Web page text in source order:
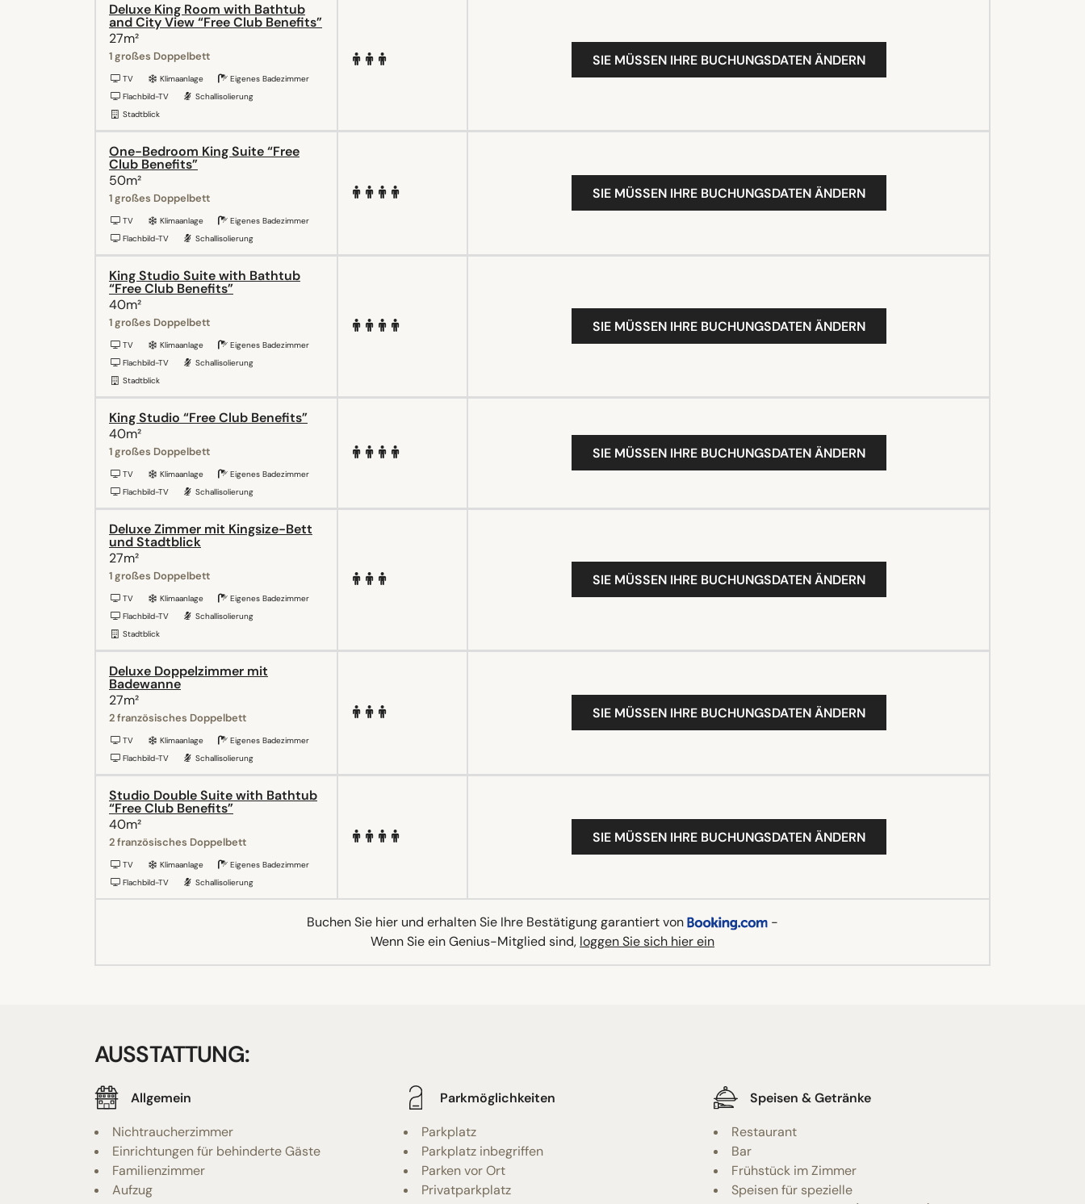
Deluxe King Room with Bathtub
and City View “Free Club Benefits”
27m²
1 großes Doppelbett
TV Klimaanlage
Eigenes Badezimmer
Flachbild-TV
Schallisolierung
Stadtblick
SIE MÜSSEN IHRE BUCHUNGSDATEN ÄNDERN
One-Bedroom King Suite “Free
Club Benefits”
50m²
1 großes Doppelbett
TV Klimaanlage
Eigenes Badezimmer
Flachbild-TV
Schallisolierung
SIE MÜSSEN IHRE BUCHUNGSDATEN ÄNDERN
King Studio Suite with Bathtub
“Free Club Benefits”
40m²
1 großes Doppelbett
TV Klimaanlage
Eigenes Badezimmer
Flachbild-TV
Schallisolierung
Stadtblick
SIE MÜSSEN IHRE BUCHUNGSDATEN ÄNDERN
King Studio “Free Club Benefits”
40m²
1 großes Doppelbett
TV Klimaanlage
Eigenes Badezimmer
Flachbild-TV
Schallisolierung
SIE MÜSSEN IHRE BUCHUNGSDATEN ÄNDERN
Deluxe Zimmer mit Kingsize-Bett
und Stadtblick
27m²
1 großes Doppelbett
TV Klimaanlage
Eigenes Badezimmer
Flachbild-TV
Schallisolierung
Stadtblick
SIE MÜSSEN IHRE BUCHUNGSDATEN ÄNDERN
Deluxe Doppelzimmer mit
Badewanne
27m²
2 französisches Doppelbett
TV Klimaanlage
Eigenes Badezimmer
Flachbild-TV
Schallisolierung
SIE MÜSSEN IHRE BUCHUNGSDATEN ÄNDERN
Studio Double Suite with Bathtub
“Free Club Benefits”
40m²
2 französisches Doppelbett
TV Klimaanlage
Eigenes Badezimmer
Flachbild-TV
Schallisolierung
SIE MÜSSEN IHRE BUCHUNGSDATEN ÄNDERN
Buchen Sie hier und erhalten Sie Ihre Bestätigung garantiert von
-
Wenn Sie ein Genius-Mitglied sind, loggen Sie sich hier ein
AUSSTATTUNG:
Allgemein
Nichtraucherzimmer
Einrichtungen für behinderte Gäste
Familienzimmer
Aufzug
Parkmöglichkeiten
Parkplatz
Parkplatz inbegriffen
Parken vor Ort
Privatparkplatz
Speisen & Getränke
Restaurant
Bar
Frühstück im Zimmer
Speisen für spezielle